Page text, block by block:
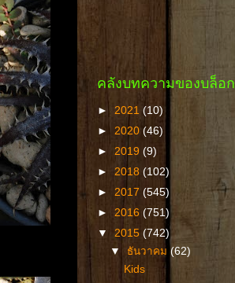
คลังบทความของบล็อก
► 2021 (10)
► 2020 (46)
► 2019 (9)
► 2018 (102)
► 2017 (545)
► 2016 (751)
▼ 2015 (742)
▼ ธันวาคม(62)
Kids